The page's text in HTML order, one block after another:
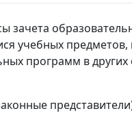
зачета
учебных предметов,
программ в